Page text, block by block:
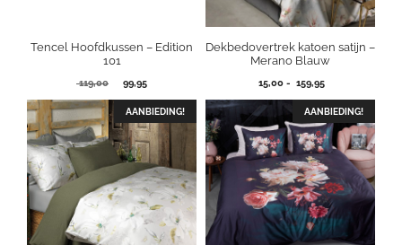
Tencel Hoofdkussen – Edition
101
119,00
Oorspronkelijke
was:
119,00.
99,95Huidige
is:
99,95.
Dekbedovertrek katoen satijn –
Merano Blauw
15,00 - 159,95Prijsklasse:
tot
159,95
AANBIEDING! AANBIEDING!